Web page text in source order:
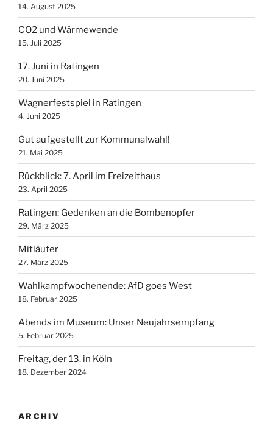
14. August 2025
CO2 und Wärmewende
15. Juli 2025
17. Juni in Ratingen
20. Juni 2025
Wagnerfestspiel in Ratingen
4. Juni 2025
Gut aufgestellt zur Kommunalwahl!
21. Mai 2025
Rückblick: 7. April im Freizeithaus
23. April 2025
Ratingen: Gedenken an die Bombenopfer
29. März 2025
Mitläufer
27. März 2025
Wahlkampfwochenende: AfD goes West
18. Februar 2025
Abends im Museum: Unser Neujahrsempfang
5. Februar 2025
Freitag, der 13. in Köln
18. Dezember 2024
ARCHIV